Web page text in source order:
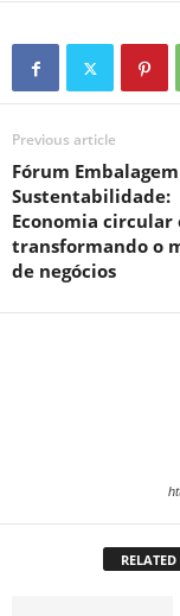
Previous article
Fórum
Sustentabilidade:
Economia circular
transformando o
de negócios